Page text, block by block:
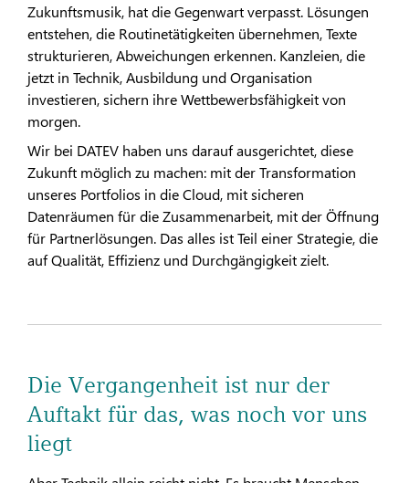
Zukunftsmusik, hat die Gegenwart verpasst. Lösungen
entstehen, die Routinetätigkeiten übernehmen, Texte
strukturieren, Abweichungen erkennen. Kanzleien, die
jetzt in Technik, Ausbildung und Organisation
investieren, sichern ihre Wettbewerbsfähigkeit von
morgen.
Wir bei DATEV haben uns darauf ausgerichtet, diese
Zukunft möglich zu machen: mit der Transformation
unseres Portfolios in die Cloud, mit sicheren
Datenräumen für die Zusammenarbeit, mit der Öffnung
für Partnerlösungen. Das alles ist Teil einer Strategie, die
auf Qualität, Effizienz und Durchgängigkeit zielt.
Die Vergangenheit ist nur der
Auftakt für das, was noch vor uns
liegt